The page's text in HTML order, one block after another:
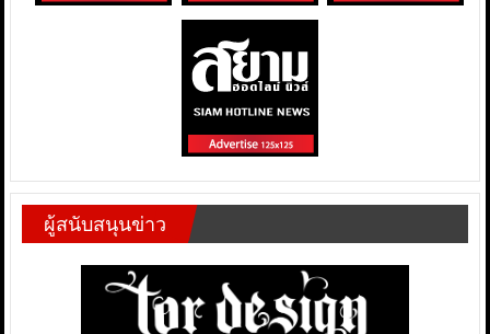
ผู้สนับสนุนข่าว